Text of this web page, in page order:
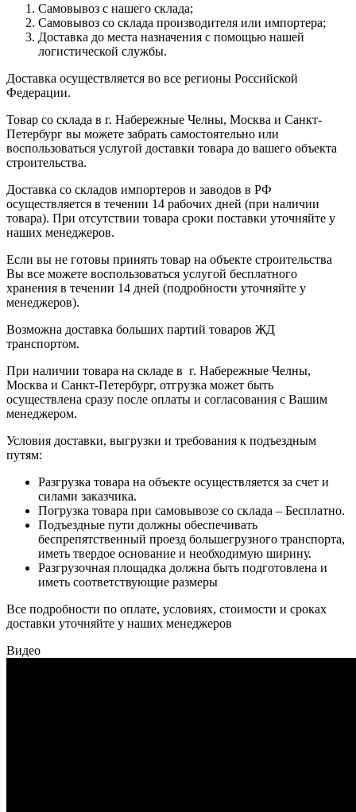
Самовывоз с нашего склада;
Самовывоз со склада производителя или импортера;
Доставка до места назначения с помощью нашей
логистической службы.
Доставка осуществляется во все регионы Российской
Федерации.
Товар со склада в г. Набережные Челны, Москва и Санкт-
Петербург вы можете забрать самостоятельно или
воспользоваться услугой доставки товара до вашего объекта
строительства.
Доставка со складов импортеров и заводов в РФ
осуществляется в течении 14 рабочих дней (при наличии
товара). При отсутствии товара сроки поставки уточняйте у
наших менеджеров.
Если вы не готовы принять товар на объекте строительства
Вы все можете воспользоваться услугой бесплатного
хранения в течении 14 дней (подробности уточняйте у
менеджеров).
Возможна доставка больших партий товаров ЖД
транспортом.
При наличии товара на складе в г. Набережные Челны,
Москва и Санкт-Петербург, отгрузка может быть
осуществлена сразу после оплаты и согласования с Вашим
менеджером.
Условия доставки, выгрузки и требования к подъездным
путям:
Разгрузка товара на объекте осуществляется за счет и
силами заказчика.
Погрузка товара при самовывозе со склада – Бесплатно.
Подъездные пути должны обеспечивать
беспрепятственный проезд большегрузного транспорта,
иметь твердое основание и необходимую ширину.
Разгрузочная площадка должна быть подготовлена и
иметь соответствующие размеры
Все подробности по оплате, условиях, стоимости и сроках
доставки уточняйте у наших менеджеров
Видео